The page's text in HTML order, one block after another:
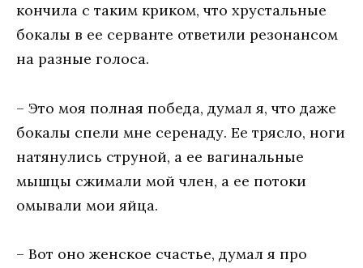
кончила с таким криком, что хрустальные
бокалы в ее серванте ответили резонансом
на разные голоса.
– Это моя полная победа, думал я, что даже
бокалы спели мне серенаду. Ее трясло, ноги
натянулись струной, а ее вагинальные
мышцы сжимали мой член, а ее потоки
омывали мои яйца.
– Вот оно женское счастье, думал я про